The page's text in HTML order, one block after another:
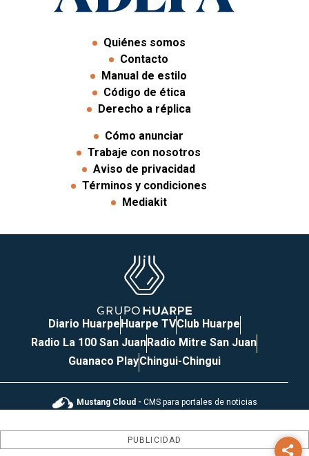
Quiénes somos
Contacto
Manual de estilo
Código de ética
Derecho a réplica
Cómo anunciar
Trabaje con nosotros
Aviso de privacidad
Términos y condiciones
Mediakit
Diario HuarpeHuarpe TVClub Huarpe
Radio La 100 San JuanRadio Mitre San Juan
Guanaco PlayChingui-Chingui
Mustang Cloud - CMS para portales de noticias
PUBLICIDAD